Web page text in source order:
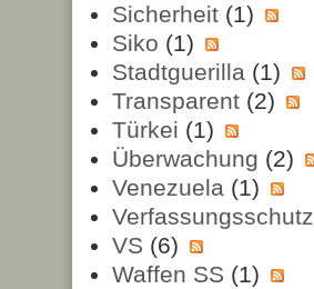
Sicherheit(1)
Siko (1)
Stadtguerilla(1)
Transparent(2)
Türkei (1)
Überwachung (2)
Venezuela(1)
Verfassungsschutz
VS (6)
Waffen SS (1)